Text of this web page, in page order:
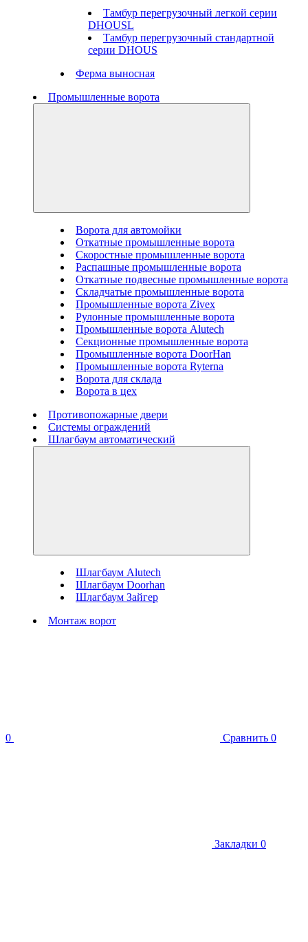
Тамбур перегрузочный легкой серии
DHOUSL
Тамбур перегрузочный стандартной
серии DHOUS
Ферма выносная
Промышленные ворота
Ворота для автомойки
Откатные промышленные ворота
Скоростные промышленные ворота
Распашные промышленные ворота
Откатные подвесные промышленные ворота
Складчатые промышленные ворота
Промышленные ворота Zivex
Рулонные промышленные ворота
Промышленные ворота Alutech
Секционные промышленные ворота
Промышленные ворота DoorHan
Промышленные ворота Ryterna
Ворота для склада
Ворота в цех
Противопожарные двери
Системы ограждений
Шлагбаум автоматический
Шлагбаум Alutech
Шлагбаум Doorhan
Шлагбаум Зайгер
Монтаж ворот
0 Сравнить 0
Закладки 0